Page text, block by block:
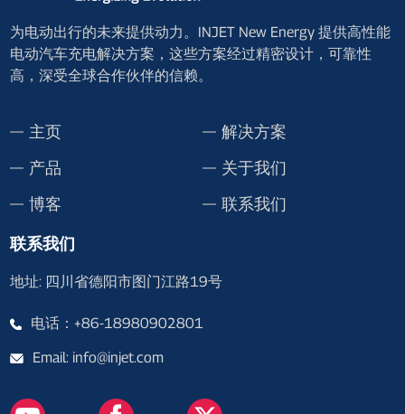
为电动出行的未来提供动力。INJET New Energy 提供高性能
电动汽车充电解决方案，这些方案经过精密设计，可靠性
高，深受全球合作伙伴的信赖。
主页
解决方案
产品
关于我们
博客
联系我们
联系我们
地址: 四川省德阳市图门江路19号
电话：+86-18980902801
Email: info@injet.com